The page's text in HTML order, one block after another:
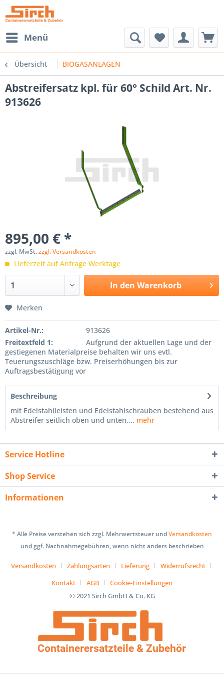
Menü
Übersicht BIOGASANLAGEN
Abstreifersatz kpl. für 60° Schild Art. Nr.
913626
895,00 € *
zzgl. MwSt.zzgl. Versandkosten
Lieferzeit auf Anfrage Werktage
In den Warenkorb
Merken
Artikel-Nr.:
913626
Freitextfeld 1:
Aufgrund der aktuellen Lage und der
gestiegenen Materialpreise behalten wir uns evtl.
Teuerungszuschläge bzw. Preiserhöhungen bis zur
Auftragsbestätigung vor
Beschreibung
mit Edelstahlleisten und Edelstahlschrauben bestehend aus
Abstreifer seitlich oben und unten,... mehr
Service Hotline
Shop Service
Informationen
* Alle Preise verstehen sich zzgl. Mehrwertsteuer undVersandkosten
und ggf. Nachnahmegebühren, wenn nicht anders beschrieben
Versandkosten Zahlungsarten Lieferung
Widerrufsrecht
Kontakt
AGB
Cookie-Einstellungen
© 2021 Sirch GmbH & Co. KG